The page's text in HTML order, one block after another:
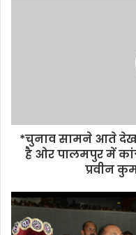
*चुनाव सामने आते देख
है ओर पालमपुर में
प्रवीन